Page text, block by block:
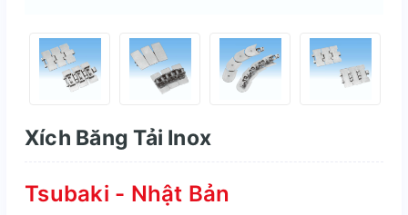
Xích Băng Tải Inox
Tsubaki - Nhật Bản